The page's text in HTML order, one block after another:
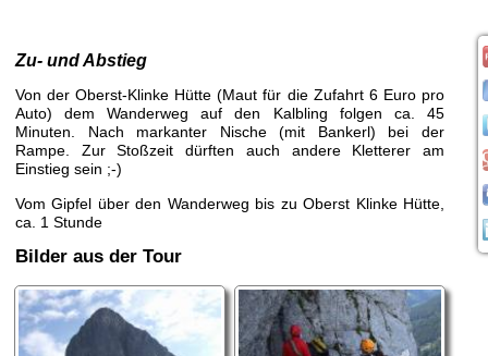
Zu- und Abstieg
Von der Oberst-Klinke Hütte (Maut für die Zufahrt 6 Euro pro
Auto) dem Wanderweg auf den Kalbling folgen ca. 45
Minuten. Nach markanter Nische (mit Bankerl) bei der
Rampe. Zur Stoßzeit dürften auch andere Kletterer am
Einstieg sein ;-)
Vom Gipfel über den Wanderweg bis zu Oberst Klinke Hütte,
ca. 1 Stunde
Bilder aus der Tour